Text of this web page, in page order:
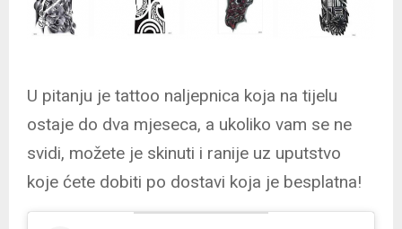
U pitanju je tattoo naljepnica koja na tijelu
ostaje do dva mjeseca, a ukoliko vam se ne
svidi, možete je skinuti i ranije uz uputstvo
koje ćete dobiti po dostavi koja je besplatna!